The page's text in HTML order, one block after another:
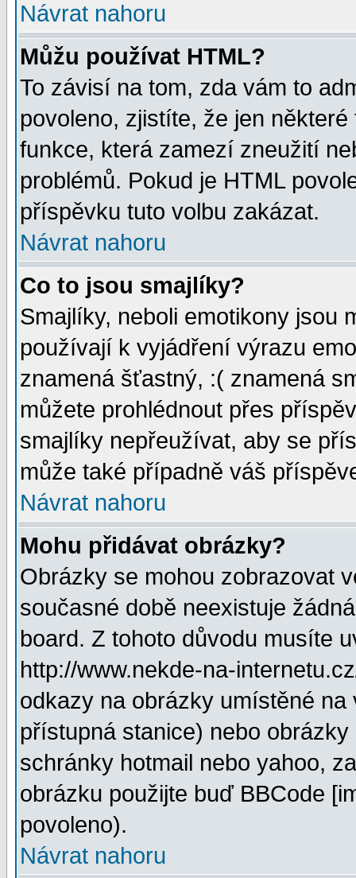
Návrat nahoru
Můžu používat HTML?
To závisí na tom, zda vám to
povoleno, zjistíte, že jen
funkce, která zamezí zneužití
problémů. Pokud je HTML
příspěvku tuto volbu zakázat.
Návrat nahoru
Co to jsou smajlíky?
Smajlíky, neboli emotikony jsou
používají k vyjádření výrazu
znamená šťastný, :( znamená
můžete prohlédnout přes
smajlíky nepřeužívat, aby se
může také případně váš
Návrat nahoru
Mohu přidávat obrázky?
Obrázky se mohou zobrazovat
současné době neexistuje
board. Z tohoto důvodu musíte
http://www.nekde-na-
odkazy na obrázky umístěné
přístupná stanice) nebo
schránky hotmail nebo yahoo,
obrázku použijte buď BBCode
povoleno).
Návrat nahoru